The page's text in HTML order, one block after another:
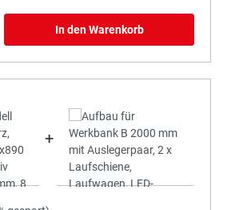
In den Warenkorb
+